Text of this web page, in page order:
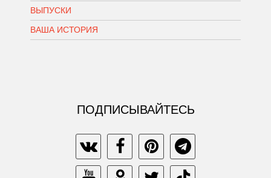
ВЫПУСКИ
ВАША ИСТОРИЯ
ПОДПИСЫВАЙТЕСЬ